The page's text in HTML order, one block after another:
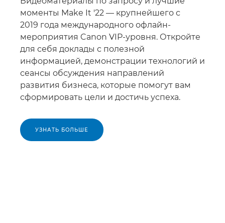
моменты Make It '22 — крупнейшего с
2019 года международного офлайн-
мероприятия Canon VIP-уровня. Откройте
для себя доклады с полезной
информацией, демонстрации технологий и
сеансы обсуждения направлений
развития бизнеса, которые помогут вам
сформировать цели и достичь успеха.
УЗНАТЬ БОЛЬШЕ